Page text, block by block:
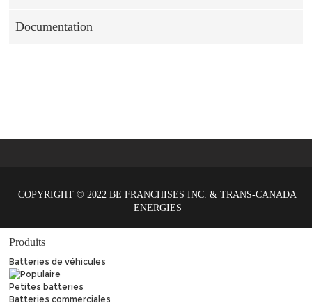
Documentation
Produits
Batteries de véhicules
Petites batteries
Batteries commerciales
COPYRIGHT © 2022 BE FRANCHISES INC. & TRANS-CANADA
ENERGIES